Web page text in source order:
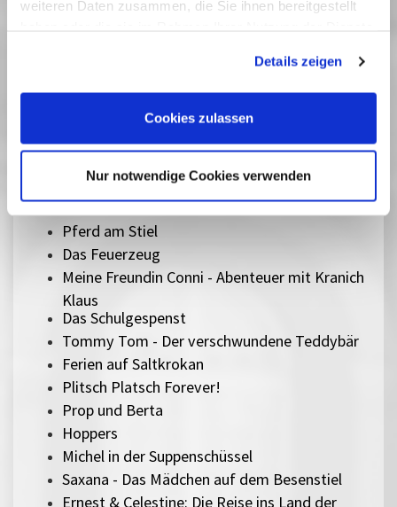
weiteren Daten zusammen, die Sie ihnen bereitgestellt
Cookies, wenn Sie unsere Webseite weiterhin nutzen.
Details zeigen
Cookies zulassen
Nur notwendige Cookies verwenden
zugehört
Best of Schlingel - Kurzfilme
Zusammen staunen - Animationen für Kinder
Der letzte Walsänger
Der Wunderweltenbaum
Pferd am Stiel
Das Feuerzeug
Meine Freundin Conni - Abenteuer mit Kranich
Klaus
Das Schulgespenst
Tommy Tom - Der verschwundene Teddybär
Ferien auf Saltkrokan
Plitsch Platsch Forever!
Prop und Berta
Hoppers
Michel in der Suppenschüssel
Saxana - Das Mädchen auf dem Besenstiel
Ernest & Celestine: Die Reise ins Land der